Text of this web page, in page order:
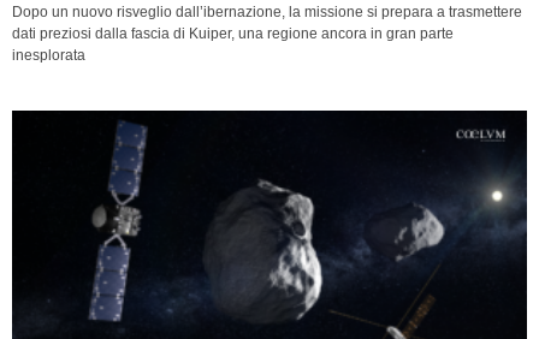
Dopo un nuovo risveglio dall’ibernazione, la missione si prepara a trasmettere
dati preziosi dalla fascia di Kuiper, una regione ancora in gran parte
inesplorata